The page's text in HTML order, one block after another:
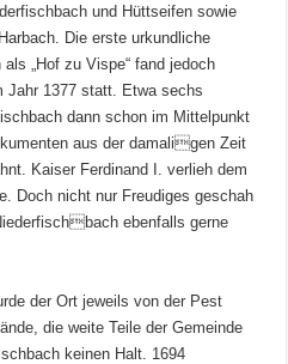
und Hüttseifen sowie
Die erste urkundliche
„Hof zu Vispe“ fand jedoch
Jahr 1377 statt. Etwa sechs
dann schon im Mittelpunkt
aus der damaligen Zeit
Kaiser Ferdinand I. verlieh dem
Doch nicht nur Freudiges geschah
ebenfalls gerne
der Ort jeweils von der Pest
die weite Teile der Gemeinde
keinen Halt. 1694